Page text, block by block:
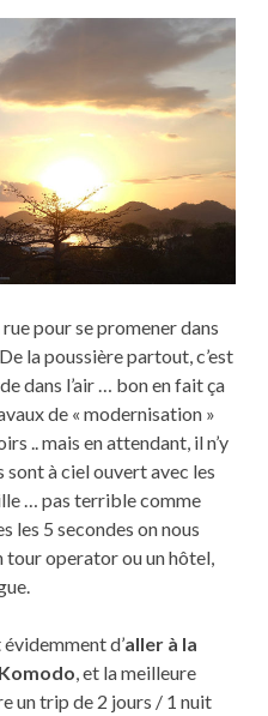
pour se promener dans
De la poussière partout, c’est
dans l’air … bon en fait ça
de « modernisation »
.. mais en attendant, il n’y
à ciel ouvert avec les
… pas terrible comme
les 5 secondes on nous
tour operator ou un hôtel,
d’aller à la
, et la meilleure
un trip de 2 jours / 1 nuit